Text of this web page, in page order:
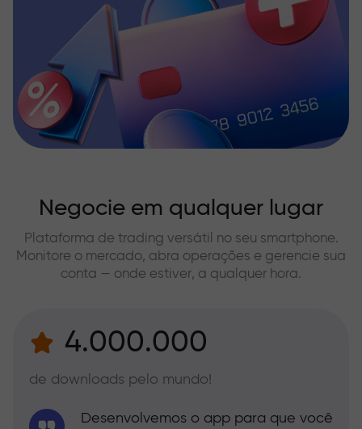
Negocie em qualquer lugar
Plataforma de trading versátil no seu smartphone.
Monitore o mercado, abra operações e gerencie sua
conta — onde estiver, a qualquer hora.
4.000.000
de downloads pelo mundo!
Desenvolvemos o app para que você